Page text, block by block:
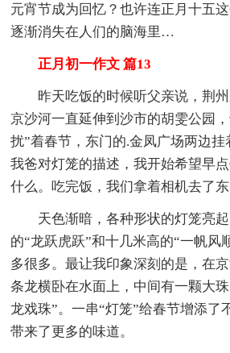
元宵节成为回忆？也许连正月十五
逐渐消失在人们的脑海里…
正月初一作文 篇13
昨天吃饭的时候听父亲说，荆州
京沙河一直延伸到沙市的胡雯公园
扰”着春节，东门的.金凤广场两边
我爸对灯笼的描述，我开始希望早
什么。吃完饭，我们拿着相机去了东
天色渐暗，各种形状的灯笼亮起
的“龙跃虎跃”和十几米高的“一帆
多很多。最让我印象深刻的是，在
条龙横卧在水面上，中间有一颗大
龙戏珠”。一串“灯笼”给春节增添了
带来了更多的味道。